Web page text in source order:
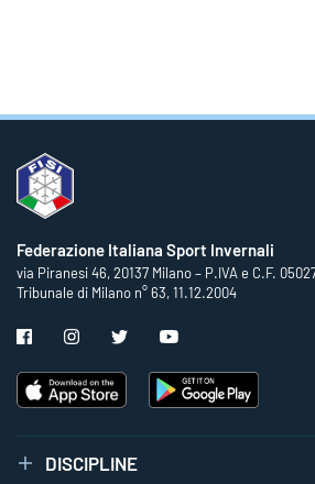
Federazione Italiana Sport Invernali
via Piranesi 46, 20137 Milano – P.IVA e C.F.
Tribunale di Milano n° 63, 11.12.2004
DISCIPLINE